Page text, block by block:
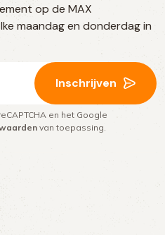
op de MAX
maandag en donderdag in
Inschrijven
en het Google
van toepassing.